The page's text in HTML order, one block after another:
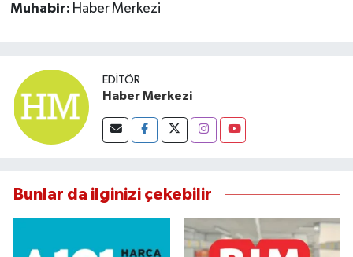
Muhabir: Haber Merkezi
EDITÖR
Haber Merkezi
Bunlar da ilginizi çekebilir
Trend
TÜRKİYE
YAŞAM